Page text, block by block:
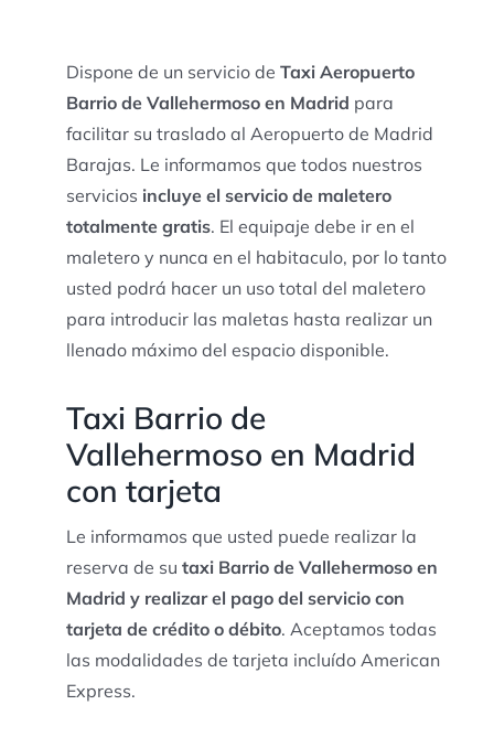
Dispone de un servicio de Taxi Aeropuerto
Barrio de Vallehermoso en Madrid para
facilitar su traslado al Aeropuerto de Madrid
Barajas. Le informamos que todos nuestros
servicios incluye el servicio de maletero
totalmente gratis. El equipaje debe ir en el
maletero y nunca en el habitaculo, por lo tanto
usted podrá hacer un uso total del maletero
para introducir las maletas hasta realizar un
llenado máximo del espacio disponible.
Taxi Barrio de
Vallehermoso en Madrid
con tarjeta
Le informamos que usted puede realizar la
reserva de su taxi Barrio de Vallehermoso en
Madrid y realizar el pago del servicio con
tarjeta de crédito o débito. Aceptamos todas
las modalidades de tarjeta incluído American
Express.